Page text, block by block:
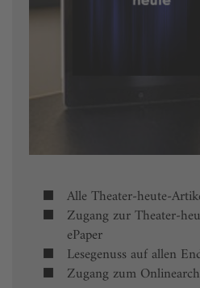
Alle Theater-heute-
Zugang zur Theater-
ePaper
Lesegenuss auf allen
Zugang zum